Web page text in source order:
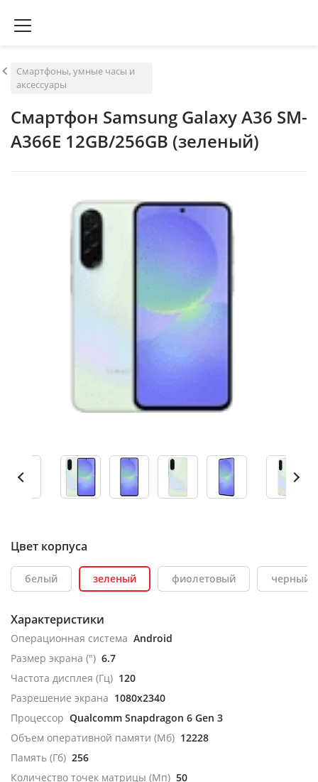
Смартфоны, умные часы и
аксессуары
Смартфон Samsung Galaxy A36 SM-
A366E 12GB/256GB (зеленый)
Цвет корпуса
белый зеленый фиолетовый черный
Характеристики
Операционная система Android
Размер экрана (") 6.7
Частота дисплея (Гц) 120
Разрешение экрана 1080x2340
Процессор Qualcomm Snapdragon 6 Gen 3
Объем оперативной памяти (Мб) 12228
Память (Гб) 256
Количество точек матрицы (Мп) 50